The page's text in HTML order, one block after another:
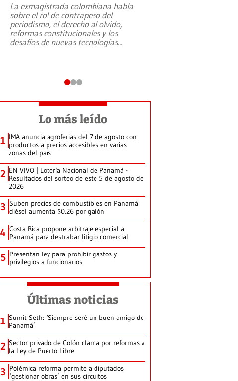
La exmagistrada colombiana habla
sobre el rol de contrapeso del
periodismo, el derecho al olvido,
reformas constitucionales y los
desafíos de nuevas tecnologías...
Lo más leído
1 IMA anuncia agroferias del 7 de agosto con
productos a precios accesibles en varias
zonas del país
2 EN VIVO | Lotería Nacional de Panamá -
Resultados del sorteo de este 5 de agosto de
2026
3 Suben precios de combustibles en Panamá:
diésel aumenta $0.26 por galón
4 Costa Rica propone arbitraje especial a
Panamá para destrabar litigio comercial
5 Presentan ley para prohibir gastos y
privilegios a funcionarios
Últimas noticias
1 Sumit Seth: ‘Siempre seré un buen amigo de
Panamá’
2 Sector privado de Colón clama por reformas a
la Ley de Puerto Libre
3 Polémica reforma permite a diputados
‘gestionar obras’ en sus circuitos